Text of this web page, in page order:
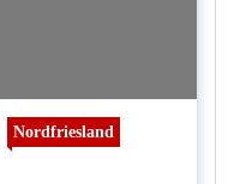
Nordfriesland